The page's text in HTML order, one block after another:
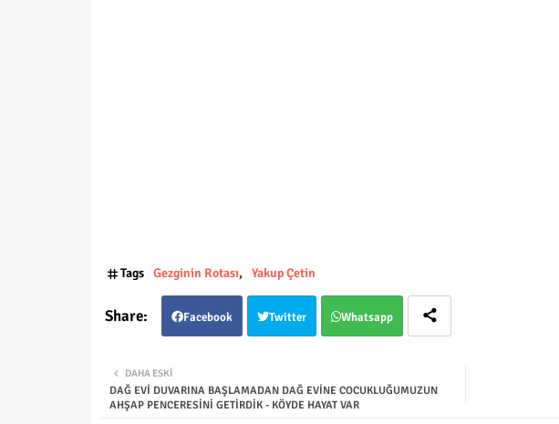
Tags Gezginin Rotası Yakup Çetin
Facebook Twitter Whatsapp
DAHA ESKI
DAĞ EVİ DUVARINA BAŞLAMADAN DAĞ EVİNE COCUKLUĞUMUZUN
AHŞAP PENCERESİNİ GETİRDİK - KÖYDE HAYAT VAR